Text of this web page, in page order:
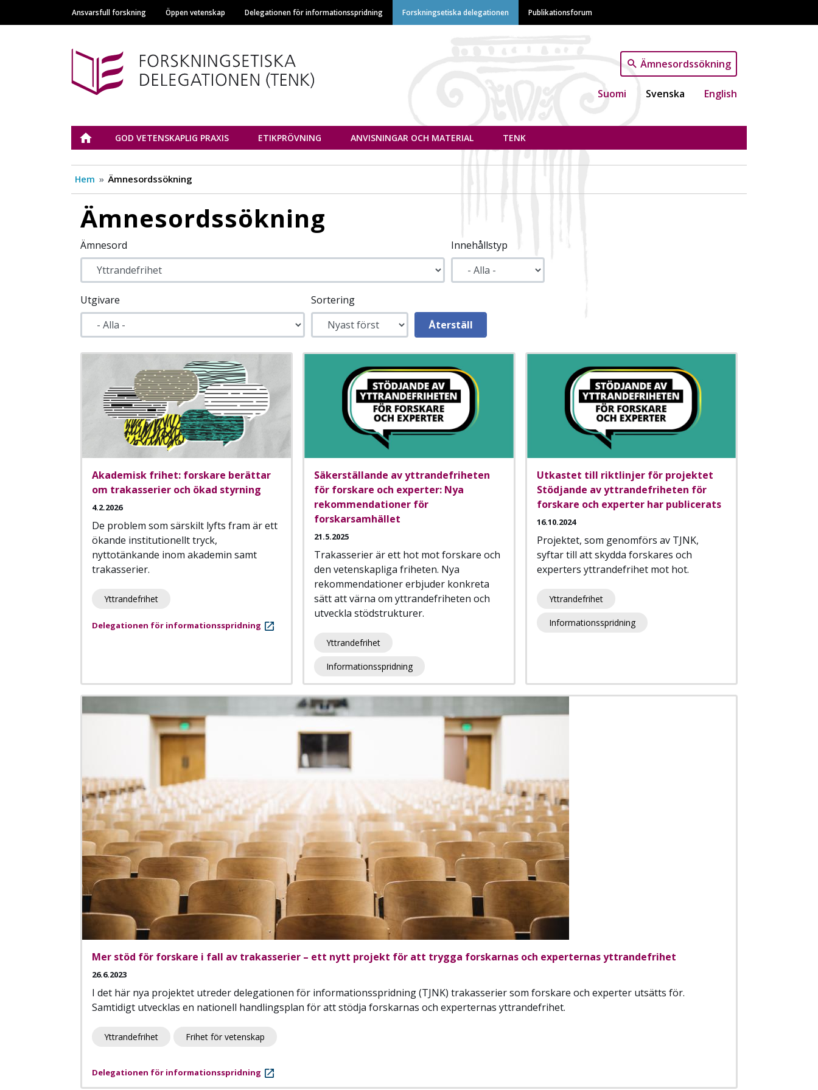
Hoppa
till
Main navigation
Ansvarsfull forskning Öppen vetenskap Delegationen för informationsspridning Forskningsetiska delegationen Publikationsforum
Ämnesordssökning
Suomi Svenska English
Tutkimuseettinen neuvottelukunta
ETUSIVUGOD VETENSKAPLIG PRAXIS ETIKPRÖVNING ANVISNINGAR OCH MATERIAL TENK
Hem Ämnesordssökning
Ämnesordssökning
Ämnesord Innehållstyp
Utgivare Sortering
Akademisk frihet: forskare berättar
om trakasserier och ökad styrning
4.2.2026
De problem som särskilt lyfts fram är ett
ökande institutionellt tryck,
nyttotänkande inom akademin samt
trakasserier.
Yttrandefrihet
Delegationen för informationsspridning
Säkerställande av yttrandefriheten
för forskare och experter: Nya
rekommendationer för
forskarsamhället
21.5.2025
Trakasserier är ett hot mot forskare och
den vetenskapliga friheten. Nya
rekommendationer erbjuder konkreta
sätt att värna om yttrandefriheten och
utveckla stödstrukturer.
Yttrandefrihet
Informationsspridning
Utkastet till riktlinjer för projektet
Stödjande av yttrandefriheten för
forskare och experter har publicerats
16.10.2024
Projektet, som genomförs av TJNK,
syftar till att skydda forskares och
experters yttrandefrihet mot hot.
Yttrandefrihet
Informationsspridning
Mer stöd för forskare i fall av trakasserier – ett nytt projekt för att trygga forskarnas och experternas yttrandefrihet
26.6.2023
I det här nya projektet utreder delegationen för informationsspridning (TJNK) trakasserier som forskare och experter utsätts för.
Samtidigt utvecklas en nationell handlingsplan för att stödja forskarnas och experternas yttrandefrihet.
Yttrandefrihet Frihet för vetenskap
Delegationen för informationsspridning